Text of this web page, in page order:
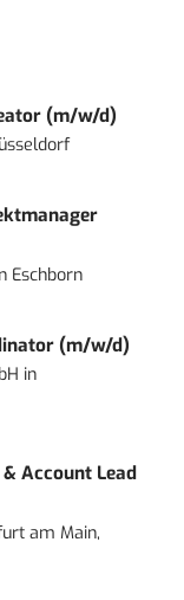
(m/w/d)
Eschborn
(m/w/d)
in
Account Lead
am Main,